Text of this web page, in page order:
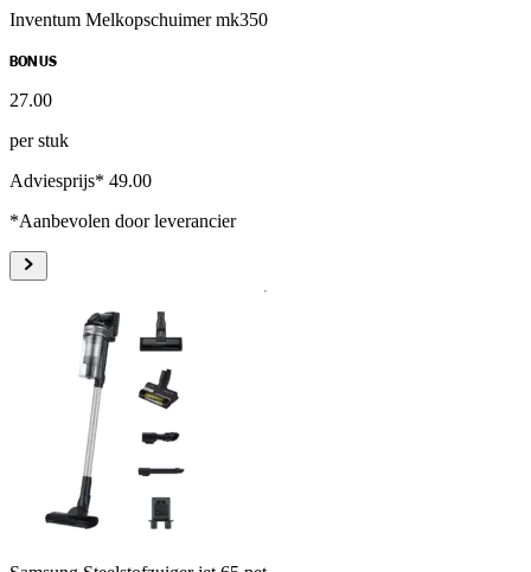
Inventum Melkopschuimer mk350
BONUS
27.00
per stuk
Adviesprijs* 49.00
*Aanbevolen door leverancier